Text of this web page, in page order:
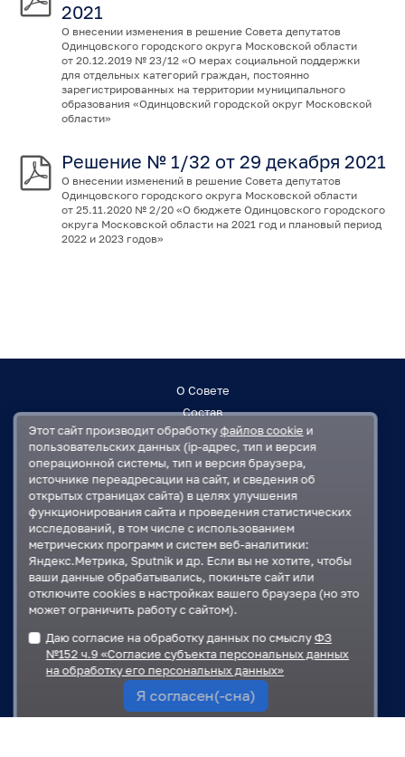
2021
О внесении изменения в решение Совета депутатов
Одинцовского городского округа Московской области
от 20.12.2019 № 23/12 «О мерах социальной поддержки
для отдельных категорий граждан, постоянно
зарегистрированных на территории муниципального
образования «Одинцовский городской округ Московской
области»
Решение № 1/32 от 29 декабря 2021
О внесении изменений в решение Совета депутатов
Одинцовского городского округа Московской области
от 25.11.2020 № 2/20 «О бюджете Одинцовского городского
округа Московской области на 2021 год и плановый период
2022 и 2023 годов»
О Совете
Состав
Заседания
Контакты
Регламент
План работ
Решения
Государственная Дума
Московская областная Дума
Администрация Одинцовского городского округа
Этот сайт производит обработкуфайлов cookie и
пользовательских данных (ip-адрес, тип и версия
операционной системы, тип и версия браузера,
источнике переадресации на сайт, и сведения об
открытых страницах сайта) в целях улучшения
функционирования сайта и проведения статистических
исследований, в том числе с использованием
метрических программ и систем веб-аналитики:
Яндекс.Метрика, Sputnik и др. Если вы не хотите, чтобы
ваши данные обрабатывались, покиньте сайт или
отключите cookies в настройках вашего браузера (но это
может ограничить работу с сайтом).
Даю согласие на обработку данных по смыслуФЗ
№152 ч.9 «Согласие субъекта персональных данных
на обработку его персональных данных»
Я согласен(-сна)